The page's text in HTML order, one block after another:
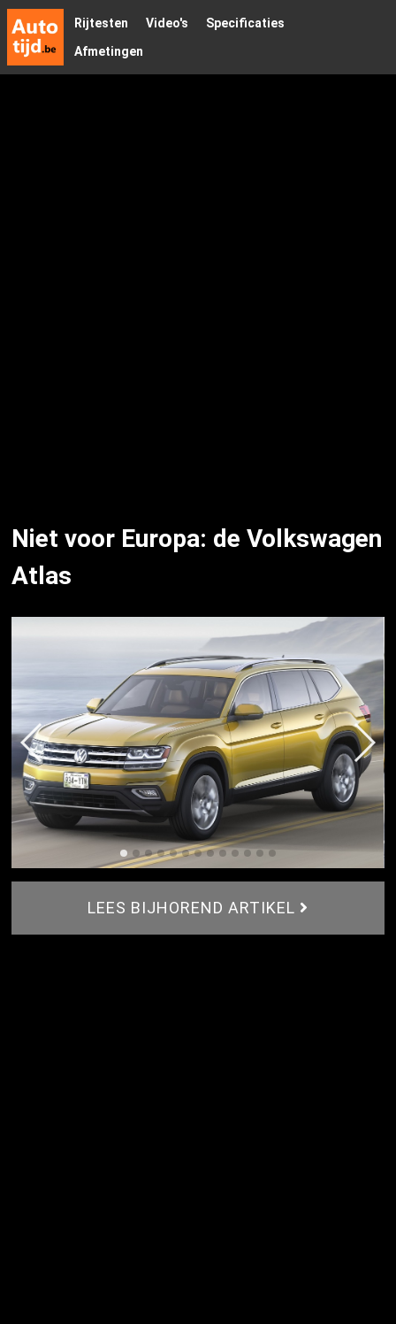
Rijtesten Video's
Specificaties
Afmetingen
Niet voor Europa: de Volkswagen
Atlas
LEES BIJHOREND ARTIKEL